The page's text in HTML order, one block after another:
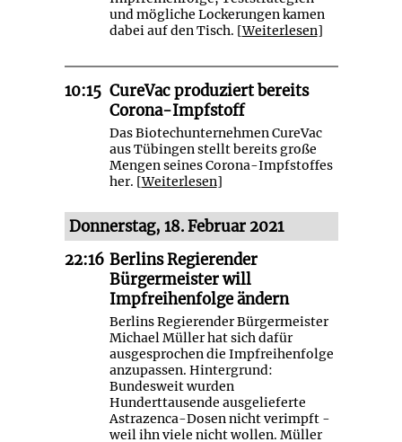
und mögliche Lockerungen kamen
dabei auf den Tisch. [Weiterlesen]
10:15 CureVac produziert bereits
Corona-Impfstoff
Das Biotechunternehmen CureVac
aus Tübingen stellt bereits große
Mengen seines Corona-Impfstoffes
her. [Weiterlesen]
Donnerstag, 18. Februar 2021
22:16 Berlins Regierender
Bürgermeister will
Impfreihenfolge ändern
Berlins Regierender Bürgermeister
Michael Müller hat sich dafür
ausgesprochen die Impfreihenfolge
anzupassen. Hintergrund:
Bundesweit wurden
Hunderttausende ausgelieferte
Astrazenca-Dosen nicht verimpft -
weil ihn viele nicht wollen. Müller